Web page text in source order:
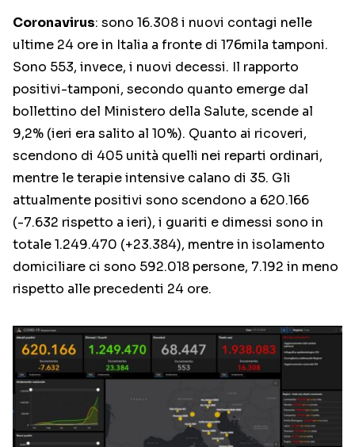
Coronavirus: sono 16.308 i nuovi contagi nelle
ultime 24 ore in Italia a fronte di 176mila tamponi.
Sono 553, invece, i nuovi decessi. Il rapporto
positivi-tamponi, secondo quanto emerge dal
bollettino del Ministero della Salute, scende al
9,2% (ieri era salito al 10%). Quanto ai ricoveri,
scendono di 405 unità quelli nei reparti ordinari,
mentre le terapie intensive calano di 35. Gli
attualmente positivi sono scendono a 620.166
(-7.632 rispetto a ieri), i guariti e dimessi sono in
totale 1.249.470 (+23.384), mentre in isolamento
domiciliare ci sono 592.018 persone, 7.192 in meno
rispetto alle precedenti 24 ore.